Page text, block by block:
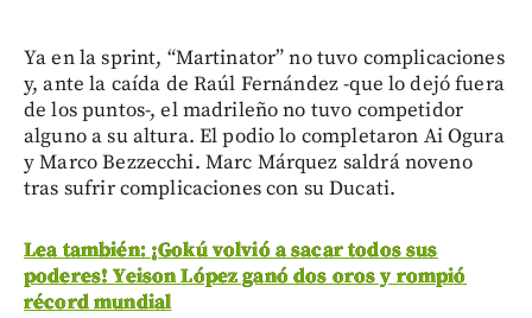
Ya en la sprint, “Martinator” no tuvo complicaciones
y, ante la caída de Raúl Fernández -que lo dejó fuera
de los puntos-, el madrileño no tuvo competidor
alguno a su altura. El podio lo completaron Ai Ogura
y Marco Bezzecchi. Marc Márquez saldrá noveno
tras sufrir complicaciones con su Ducati.
Lea también: ¡Gokú volvió a sacar todos sus
poderes! Yeison López ganó dos oros y rompió
récord mundial